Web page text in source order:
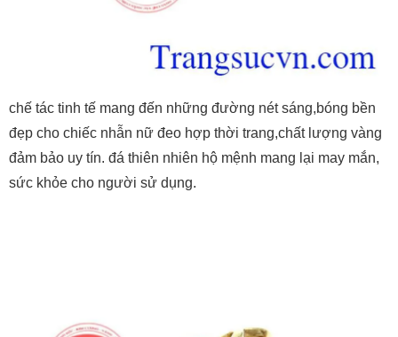
chế tác tinh tế mang đến những đường nét sáng,bóng bền
đẹp cho chiếc nhẫn nữ đeo hợp thời trang,chất lượng vàng
đảm bảo uy tín. đá thiên nhiên hộ mệnh mang lại may mắn,
sức khỏe cho người sử dụng.